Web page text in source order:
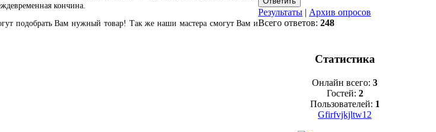
кончина.
подобрать Вам нужный товар! Так же наши мастера смогут Вам и
Результаты | Архив опросов
Всего ответов: 248
Статистика
Онлайн всего: 3
Гостей: 2
Пользователей: 1
Gfirfvjkjltw12